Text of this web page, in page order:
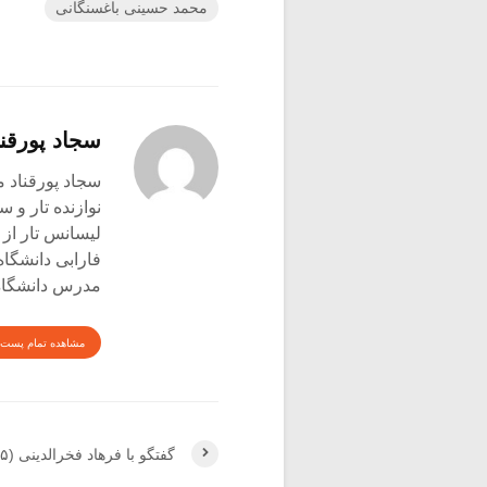
محمد حسینی باغسنگانی
سجاد
سجاد پورقناد متولد
نوازنده تار و
لیسانس تار
فارابی
مدرس
مشاهده تمام پست
گفتگو با فرهاد فخرالدینی (۵)